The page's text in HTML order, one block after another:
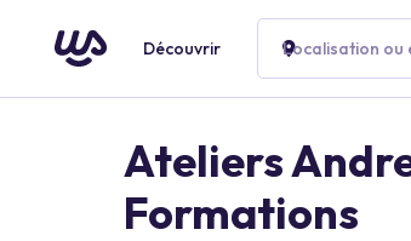
Découvrir Localisation ou
Ateliers
Formations